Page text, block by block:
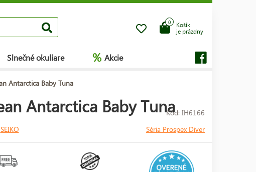
Košík
je prázdny
0
Slnečné okuliare % Akcie
Antarctica Baby Tuna
Antarctica Baby TunaKód: IH6166
SEIKO Séria Prospex Diver